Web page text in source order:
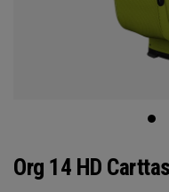
Org 14 HD